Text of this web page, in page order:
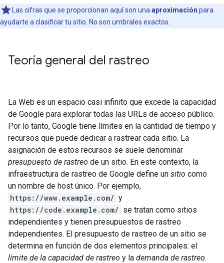
Las cifras que se proporcionan aquí son una aproximación para
ayudarte a clasificar tu sitio. No son umbrales exactos.
Teoría general del rastreo
La Web es un espacio casi infinito que excede la capacidad
de Google para explorar todas las URLs de acceso público.
Por lo tanto, Google tiene límites en la cantidad de tiempo y
recursos que puede dedicar a rastrear cada sitio. La
asignación de estos recursos se suele denominar
presupuesto de rastreo de un sitio. En este contexto, la
infraestructura de rastreo de Google define un sitio como
un nombre de host único. Por ejemplo,
https://www.example.com/ y
https://code.example.com/ se tratan como sitios
independientes y tienen presupuestos de rastreo
independientes. El presupuesto de rastreo de un sitio se
determina en función de dos elementos principales: el
límite de la capacidad de rastreo y la demanda de rastreo.